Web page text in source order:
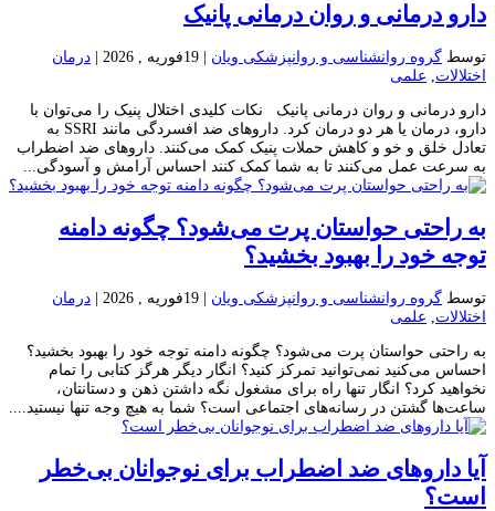
دارو درمانی و روان درمانی پانیک
توسط گروه روانشناسی و روانپزشکی ویان 19فوریه , 2026
درمان
اختلالات, علمی
دارو درمانی و روان درمانی پانیک نکات کلیدی اختلال پنیک را می‌توان با
دارو، درمان یا هر دو درمان کرد. داروهای ضد افسردگی مانند SSRI به
تعادل خلق و خو و کاهش حملات پنیک کمک می‌کنند. داروهای ضد اضطراب
به سرعت عمل می‌کنند تا به شما کمک کنند احساس آرامش و آسودگی...
به راحتی حواستان پرت می‌شود؟ چگونه دامنه
توجه خود را بهبود بخشید؟
توسط گروه روانشناسی و روانپزشکی ویان 19فوریه , 2026
درمان
اختلالات, علمی
به راحتی حواستان پرت می‌شود؟ چگونه دامنه توجه خود را بهبود بخشید؟
احساس می‌کنید نمی‌توانید تمرکز کنید؟ انگار دیگر هرگز کتابی را تمام
نخواهید کرد؟ انگار تنها راه برای مشغول نگه داشتن ذهن و دستانتان،
ساعت‌ها گشتن در رسانه‌های اجتماعی است؟ شما به هیچ وجه تنها نیستید....
آیا داروهای ضد اضطراب برای نوجوانان بی‌خطر
است؟